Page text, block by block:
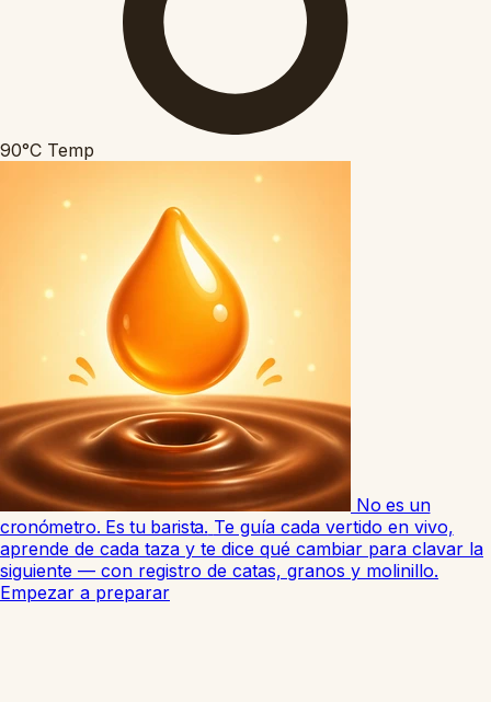
90°C Temp
No es un
cronómetro. Es tu barista. Te guía cada vertido en vivo,
aprende de cada taza y te dice qué cambiar para clavar la
siguiente — con registro de catas, granos y molinillo.
Empezar a preparar